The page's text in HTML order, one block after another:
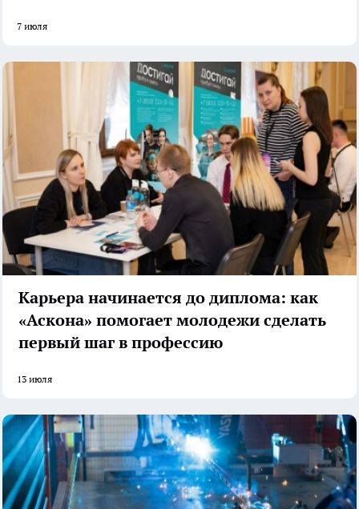
7 июля
Карьера начинается до диплома: как
«Аскона» помогает молодежи сделать
первый шаг в профессию
13 июля